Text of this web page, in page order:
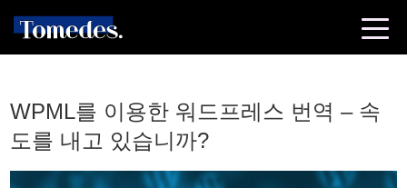
WPML를 이용한 워드프레스 번역 – 속
도를 내고 있습니까?